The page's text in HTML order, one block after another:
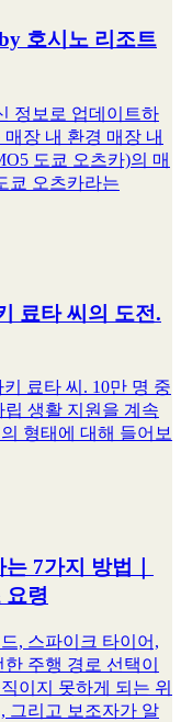
호시노 리조트
정보로 업데이트하
장 내 환경 매장 내
도쿄 오츠카)의 매
쿄 오츠카라는
료타 씨의 도전.
료타 씨. 10만 명 중
생활 지원을 계속
형태에 대해 들어보
7가지 방법｜
요령
, 스파이크 타이어,
주행 경로 선택이
이지 못하게 되는 위
그리고 보조자가 알